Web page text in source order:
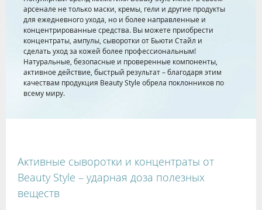
арсенале не только маски, кремы, гели и другие продукты
для ежедневного ухода, но и более направленные и
концентрированные средства. Вы можете приобрести
концентраты, ампулы, сыворотки от Бьюти Стайл и
сделать уход за кожей более профессиональным!
Натуральные, безопасные и проверенные компоненты,
активное действие, быстрый результат – благодаря этим
качествам продукция Beauty Style обрела поклонников по
всему миру.
Активные сыворотки и концентраты от
Beauty Style – ударная доза полезных
веществ